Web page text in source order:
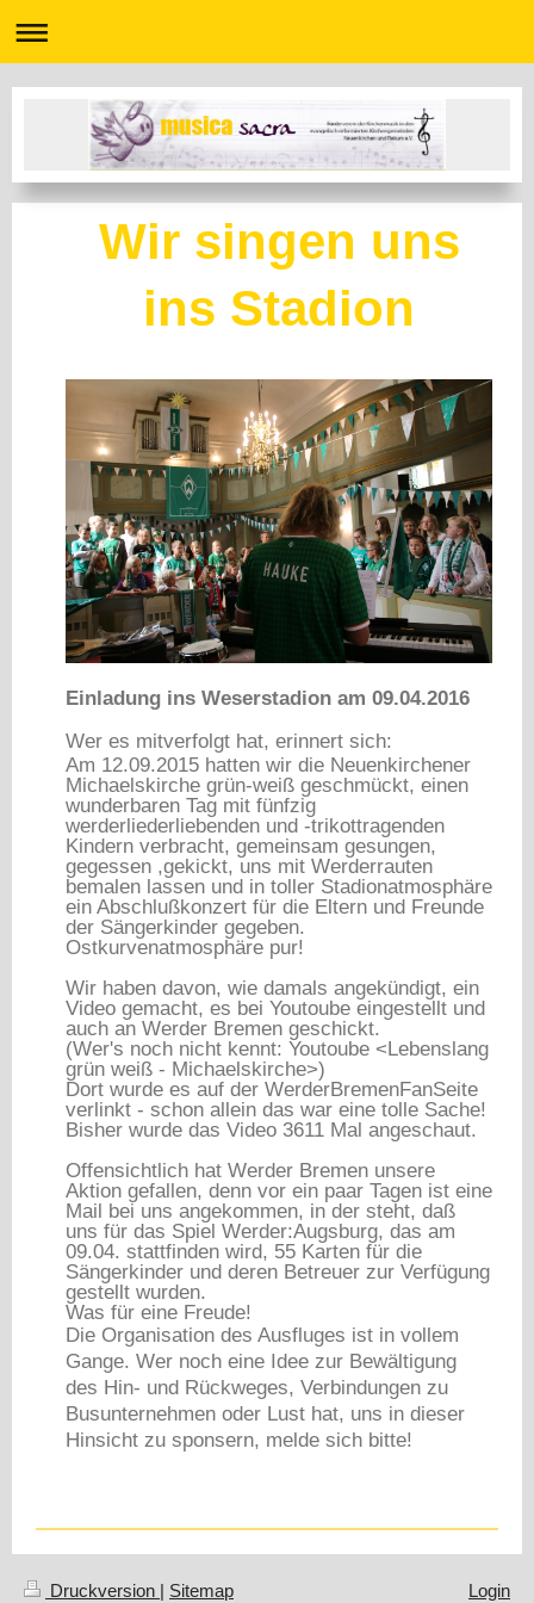
Wir singen uns
ins Stadion
Einladung ins Weserstadion am 09.04.2016
Wer es mitverfolgt hat, erinnert sich:
Am 12.09.2015 hatten wir die Neuenkirchener
Michaelskirche grün-weiß geschmückt, einen
wunderbaren Tag mit fünfzig
werderliederliebenden und -trikottragenden
Kindern verbracht, gemeinsam gesungen,
gegessen ,gekickt, uns mit Werderrauten
bemalen lassen und in toller Stadionatmosphäre
ein Abschlußkonzert für die Eltern und Freunde
der Sängerkinder gegeben.
Ostkurvenatmosphäre pur!
Wir haben davon, wie damals angekündigt, ein
Video gemacht, es bei Youtoube eingestellt und
auch an Werder Bremen geschickt.
(Wer's noch nicht kennt: Youtoube <Lebenslang
grün weiß - Michaelskirche>)
Dort wurde es auf der WerderBremenFanSeite
verlinkt - schon allein das war eine tolle Sache!
Bisher wurde das Video 3611 Mal angeschaut.
Offensichtlich hat Werder Bremen unsere
Aktion gefallen, denn vor ein paar Tagen ist eine
Mail bei uns angekommen, in der steht, daß
uns für das Spiel Werder:Augsburg, das am
09.04. stattfinden wird, 55 Karten für die
Sängerkinder und deren Betreuer zur Verfügung
gestellt wurden.
Was für eine Freude!
Die Organisation des Ausfluges ist in vollem
Gange. Wer noch eine Idee zur Bewältigung
des Hin- und Rückweges, Verbindungen zu
Busunternehmen oder Lust hat, uns in dieser
Hinsicht zu sponsern, melde sich bitte!
Druckversion | Sitemap Login